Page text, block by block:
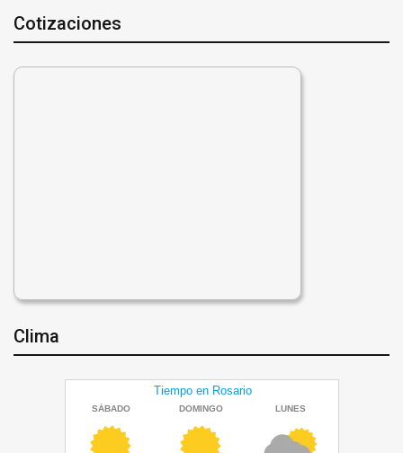
Cotizaciones
Clima